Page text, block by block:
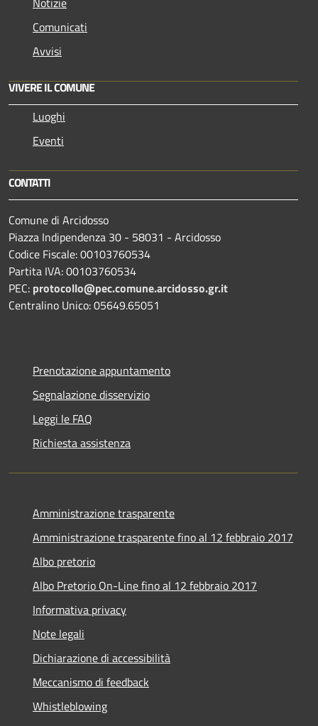
Comunicati
Avvisi
VIVERE IL COMUNE
Luoghi
Eventi
CONTATTI
Comune di Arcidosso
Piazza Indipendenza 30 - 58031 - Arcidosso
Codice Fiscale: 00103760534
Partita IVA: 00103760534
PEC: protocollo@pec.comune.arcidosso.gr.it
Centralino Unico: 05649.65051
Prenotazione appuntamento
Segnalazione disservizio
Leggi le FAQ
Richiesta assistenza
Amministrazione trasparente
Amministrazione trasparente fino al 12 febbraio 2017
Albo pretorio
Albo Pretorio On-Line fino al 12 febbraio 2017
Informativa privacy
Note legali
Dichiarazione di accessibilità
Meccanismo di feedback
Whistleblowing